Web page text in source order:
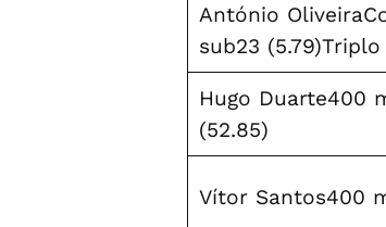
António
sub23
Hugo Duarte400
(52.85)
Vítor Santos400